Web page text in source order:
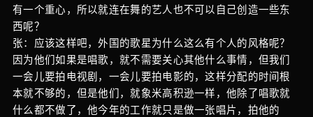
有一个重心，所以就连在舞的艺人也不可以自己创造一些东
西呢？
张：应该这样吧，外国的歌星为什么这么有个人的风格呢？
因为他们如果是唱歌，就不需要关心其他什么事情，但我们
一会儿要拍电视剧，一会儿要拍电影的，这样分配的时间根
本就不够的，但是他们，就象米高积逊一样，他除了唱歌就
什么都不做了，他今年的工作就只是做一张唱片，拍他的